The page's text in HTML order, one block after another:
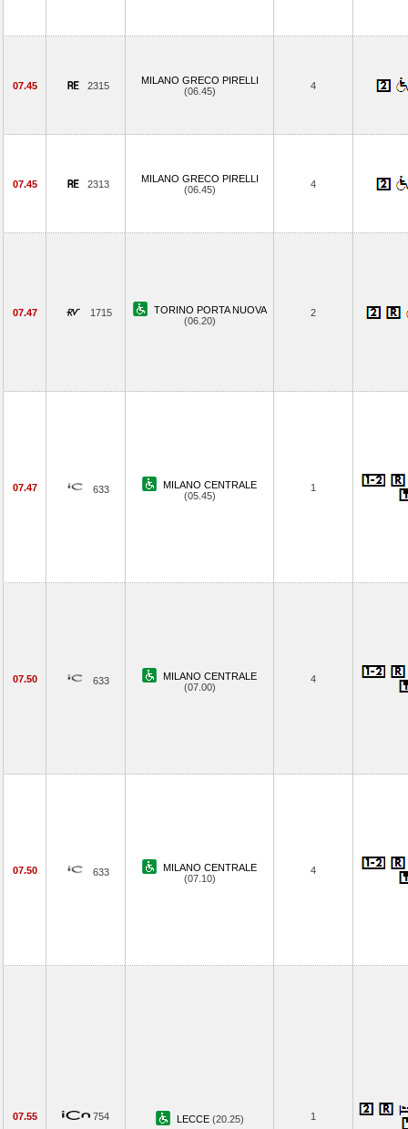
07.45 2315
MILANO GRECO PIRELLI
(06.45)
4
07.45 2313
MILANO GRECO PIRELLI
(06.45)
4
07.47 1715
TORINO PORTA NUOVA
(06.20)
2
07.47 633
MILANO CENTRALE
(05.45)
1
07.50 633
MILANO CENTRALE
(07.00)
4
07.50 633
MILANO CENTRALE
(07.10)
4
07.55 754 LECCE (20.25) 1